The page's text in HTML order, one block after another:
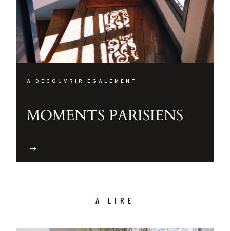
A DECOUVRIR EGALEMENT
MOMENTS PARISIENS
A LIRE